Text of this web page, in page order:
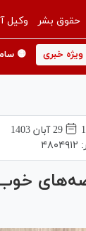
حقوق بشر وکیل
خبری 🟡
29 آبان 1403
۴۸۰۴۹۱۲